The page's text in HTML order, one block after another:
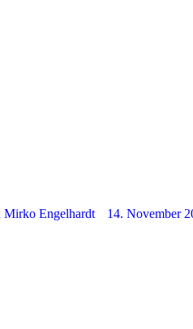
Mirko Engelhardt 14. November